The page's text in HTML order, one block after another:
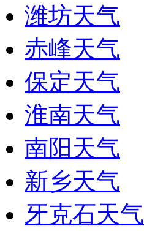
潍坊天气
赤峰天气
保定天气
淮南天气
南阳天气
新乡天气
牙克石天气